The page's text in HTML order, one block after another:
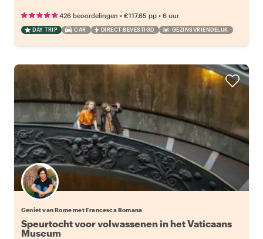
426 beoordelingen • €117.65 pp • 6 uur
DAY TRIP CAR DIRECT BEVESTIGD GEZINSVRIENDELIJK
Geniet van Rome met Francesca Romana
Speurtocht voor volwassenen in het Vaticaans
Museum